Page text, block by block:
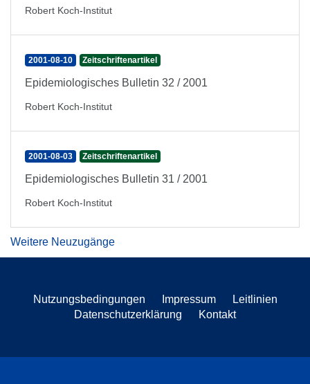
Robert Koch-Institut
2001-08-10 Zeitschriftenartikel
Epidemiologisches Bulletin 32 / 2001
Robert Koch-Institut
2001-08-03 Zeitschriftenartikel
Epidemiologisches Bulletin 31 / 2001
Robert Koch-Institut
Weitere Neuzugänge
Nutzungsbedingungen Impressum
Leitlinien
Datenschutzerklärung
Kontakt